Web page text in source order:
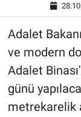
Adalet
ve modern
Adalet
günü
metrekarelik